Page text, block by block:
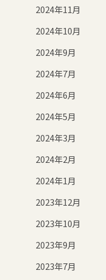
2024年11月
2024年10月
2024年9月
2024年7月
2024年6月
2024年5月
2024年3月
2024年2月
2024年1月
2023年12月
2023年10月
2023年9月
2023年7月